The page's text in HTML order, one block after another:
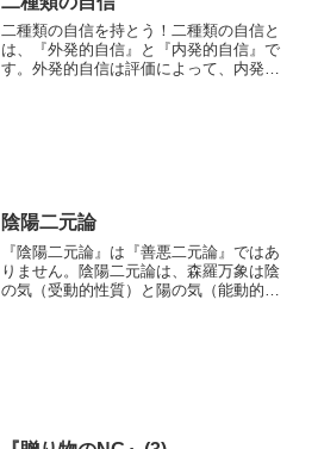
二種類の自信を持とう！二種類の自信と
は、『外発的自信』と『内発的自信』で
す。外発的自信は評価によって、内発的
陰陽二元論
『陰陽二元論』は『善悪二元論』ではあ
りません。陰陽二元論は、森羅万象は陰
の気（受動的性質）と陽の気（能動的性